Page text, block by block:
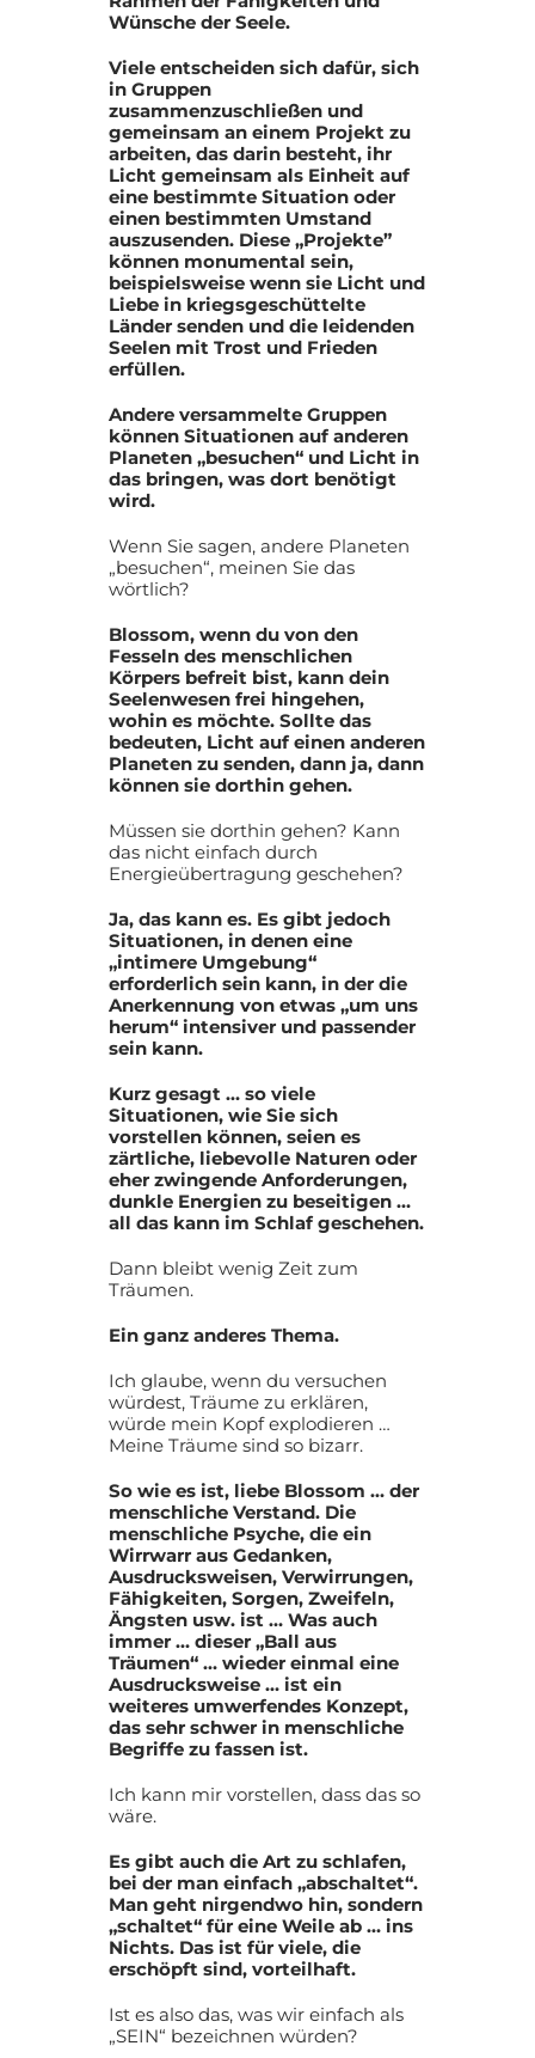
Wünsche der Seele.
Viele entscheiden sich dafür, sich
in Gruppen
zusammenzuschließen und
gemeinsam an einem Projekt zu
arbeiten, das darin besteht, ihr
Licht gemeinsam als Einheit auf
eine bestimmte Situation oder
einen bestimmten Umstand
auszusenden. Diese „Projekte”
können monumental sein,
beispielsweise wenn sie Licht und
Liebe in kriegsgeschüttelte
Länder senden und die leidenden
Seelen mit Trost und Frieden
erfüllen.
Andere versammelte Gruppen
können Situationen auf anderen
Planeten „besuchen“ und Licht in
das bringen, was dort benötigt
wird.
Wenn Sie sagen, andere Planeten
„besuchen“, meinen Sie das
wörtlich?
Blossom, wenn du von den
Fesseln des menschlichen
Körpers befreit bist, kann dein
Seelenwesen frei hingehen,
wohin es möchte. Sollte das
bedeuten, Licht auf einen anderen
Planeten zu senden, dann ja, dann
können sie dorthin gehen.
Müssen sie dorthin gehen? Kann
das nicht einfach durch
Energieübertragung geschehen?
Ja, das kann es. Es gibt jedoch
Situationen, in denen eine
„intimere Umgebung“
erforderlich sein kann, in der die
Anerkennung von etwas „um uns
herum“ intensiver und passender
sein kann.
Kurz gesagt … so viele
Situationen, wie Sie sich
vorstellen können, seien es
zärtliche, liebevolle Naturen oder
eher zwingende Anforderungen,
dunkle Energien zu beseitigen …
all das kann im Schlaf geschehen.
Dann bleibt wenig Zeit zum
Träumen.
Ein ganz anderes Thema.
Ich glaube, wenn du versuchen
würdest, Träume zu erklären,
würde mein Kopf explodieren …
Meine Träume sind so bizarr.
So wie es ist, liebe Blossom … der
menschliche Verstand. Die
menschliche Psyche, die ein
Wirrwarr aus Gedanken,
Ausdrucksweisen, Verwirrungen,
Fähigkeiten, Sorgen, Zweifeln,
Ängsten usw. ist … Was auch
immer … dieser „Ball aus
Träumen“ … wieder einmal eine
Ausdrucksweise … ist ein
weiteres umwerfendes Konzept,
das sehr schwer in menschliche
Begriffe zu fassen ist.
Ich kann mir vorstellen, dass das so
wäre.
Es gibt auch die Art zu schlafen,
bei der man einfach „abschaltet“.
Man geht nirgendwo hin, sondern
„schaltet“ für eine Weile ab … ins
Nichts. Das ist für viele, die
erschöpft sind, vorteilhaft.
Ist es also das, was wir einfach als
„SEIN“ bezeichnen würden?